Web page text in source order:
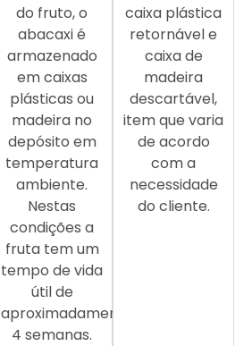
do fruto, o
abacaxi é
armazenado
em caixas
plásticas ou
madeira no
depósito em
temperatura
ambiente.
Nestas
condições a
fruta tem um
tempo de vida
útil de
aproximadamente
4 semanas.
caixa plástica
retornável e
caixa de
madeira
descartável,
item que varia
de acordo
com a
necessidade
do cliente.